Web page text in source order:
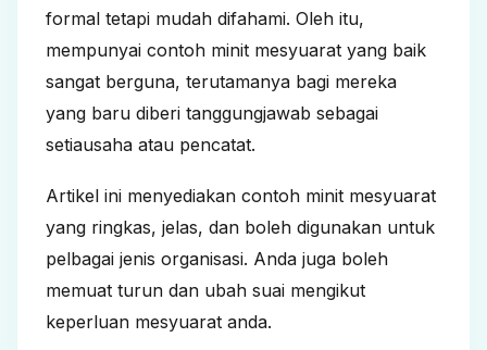
formal tetapi mudah difahami. Oleh itu,
mempunyai contoh minit mesyuarat yang baik
sangat berguna, terutamanya bagi mereka
yang baru diberi tanggungjawab sebagai
setiausaha atau pencatat.
Artikel ini menyediakan contoh minit mesyuarat
yang ringkas, jelas, dan boleh digunakan untuk
pelbagai jenis organisasi. Anda juga boleh
memuat turun dan ubah suai mengikut
keperluan mesyuarat anda.